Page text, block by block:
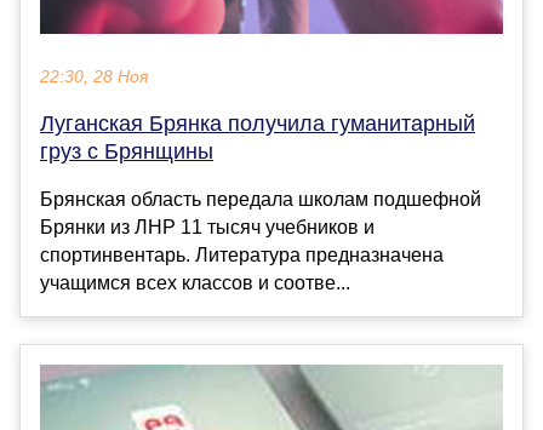
22:30, 28 Ноя
Луганская Брянка получила гуманитарный
груз с Брянщины
Брянская область передала школам подшефной
Брянки из ЛНР 11 тысяч учебников и
спортинвентарь. Литература предназначена
учащимся всех классов и соотве...